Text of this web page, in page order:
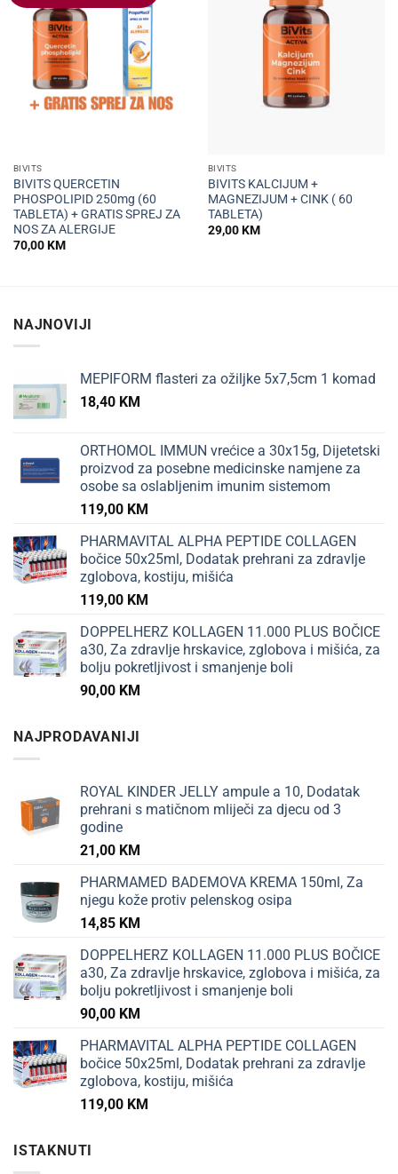
BIVITS
BIVITS QUERCETIN
PHOSPOLIPID 250mg (60
TABLETA) + GRATIS SPREJ ZA
NOS ZA ALERGIJE
70,00KM
BIVITS
BIVITS KALCIJUM +
MAGNEZIJUM + CINK ( 60
TABLETA)
29,00KM
NAJNOVIJI
MEPIFORM flasteri za ožiljke 5x7,5cm 1 komad
18,40 KM
ORTHOMOL IMMUN vrećice a 30x15g, Dijetetski
proizvod za posebne medicinske namjene za
osobe sa oslabljenim imunim sistemom
119,00 KM
PHARMAVITAL ALPHA PEPTIDE COLLAGEN
bočice 50x25ml, Dodatak prehrani za zdravlje
zglobova, kostiju, mišića
119,00 KM
DOPPELHERZ KOLLAGEN 11.000 PLUS BOČICE
a30, Za zdravlje hrskavice, zglobova i mišića, za
bolju pokretljivost i smanjenje boli
90,00 KM
NAJPRODAVANIJI
ROYAL KINDER JELLY ampule a 10, Dodatak
prehrani s matičnom mliječi za djecu od 3
godine
21,00 KM
PHARMAMED BADEMOVA KREMA 150ml, Za
njegu kože protiv pelenskog osipa
14,85 KM
DOPPELHERZ KOLLAGEN 11.000 PLUS BOČICE
a30, Za zdravlje hrskavice, zglobova i mišića, za
bolju pokretljivost i smanjenje boli
90,00 KM
PHARMAVITAL ALPHA PEPTIDE COLLAGEN
bočice 50x25ml, Dodatak prehrani za zdravlje
zglobova, kostiju, mišića
119,00 KM
ISTAKNUTI